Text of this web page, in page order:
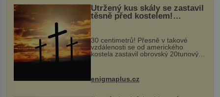
Utržený kus skály se zastavil
těsně před kostelem!
Ochránila ho boží síla?
30 centimetrů! Přesně v takové
vzdálenosti se od amerického
kostela zastavil obrovský 20tunový
...
enigmaplus.cz